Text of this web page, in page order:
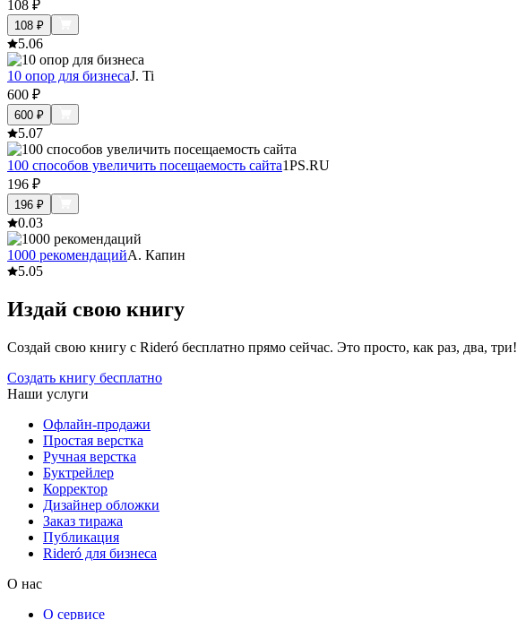
108 ₽
108 ₽
5.06
10 опор для бизнесаJ. Ti
600 ₽
600 ₽
5.07
100 способов увеличить посещаемость сайта1PS.RU
196 ₽
196 ₽
0.03
1000 рекомендацийА. Капин
5.05
Издай свою книгу
Создай свою книгу с Rideró бесплатно прямо сейчас. Это просто, как раз, два, три!
Создать книгу бесплатно
Наши услуги
Офлайн-продажи
Простая верстка
Ручная верстка
Буктрейлер
Корректор
Дизайнер обложки
Заказ тиража
Публикация
Rideró для бизнеса
О нас
О сервисе